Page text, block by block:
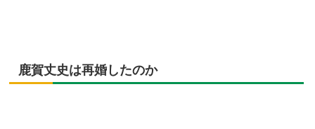
鹿賀丈史は再婚したのか